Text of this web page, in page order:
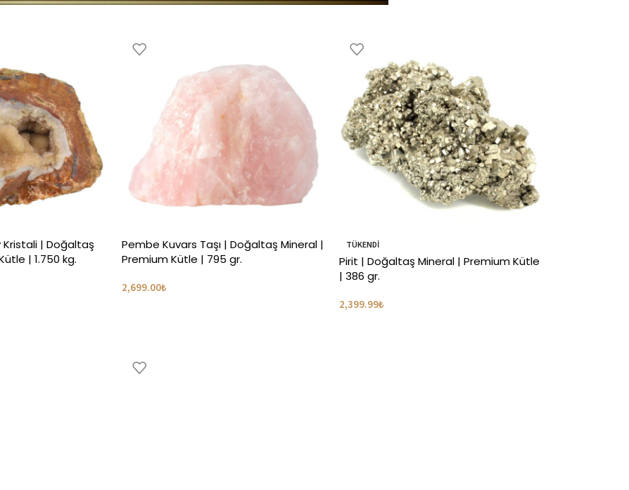
Kristali | Doğaltaş
| 1.750 kg.
Pembe Kuvars Taşı | Doğaltaş Mineral |
Premium Kütle | 795 gr.
2,699.00₺
TÜKENDI
Pirit | Doğaltaş Mineral | Premium Kütle
| 386 gr.
2,399.99₺